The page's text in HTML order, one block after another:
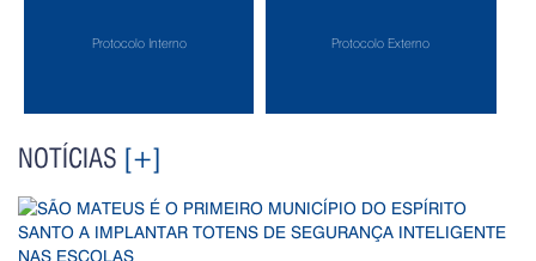
Protocolo Interno Protocolo Externo
NOTÍCIAS [+]